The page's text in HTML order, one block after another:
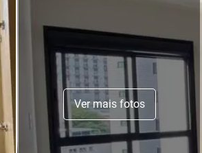
Ver mais fotos